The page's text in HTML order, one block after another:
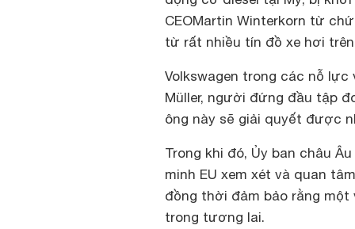
CEOMartin Winterkorn từ
từ rất nhiều tín đồ xe hơi
Volkswagen trong các nỗ
Müller, người đứng đầu tập
ông này sẽ giải quyết được
Trong khi đó, Ủy ban châu
minh EU xem xét và quan
đồng thời đảm bảo rằng một
trong tương lai.